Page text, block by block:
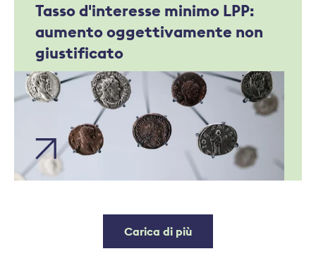
Tasso d'interesse minimo LPP:
aumento oggettivamente non
giustificato
Carica di più